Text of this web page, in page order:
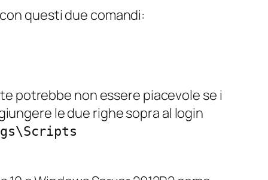
questi due comandi:
potrebbe non essere piacevole se i
le due righe sopra al login